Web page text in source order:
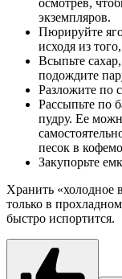
осмотрев,
экземпляров.
Пюрируйте
исходя из
Всыпьте
подождите
Разложите по
Рассыпьте по
пудру. Ее
песок в
Закупорьте
Хранить «холодное
только в
быстро испортится.